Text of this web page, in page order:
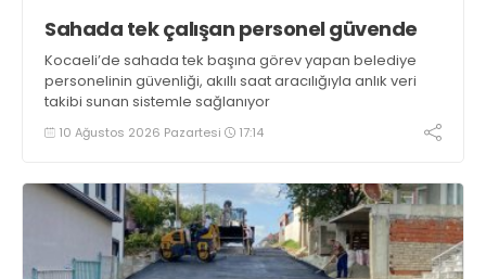
Sahada tek çalışan personel güvende
Kocaeli’de sahada tek başına görev yapan belediye
personelinin güvenliği, akıllı saat aracılığıyla anlık veri
takibi sunan sistemle sağlanıyor
10 Ağustos 2026 Pazartesi 17:14